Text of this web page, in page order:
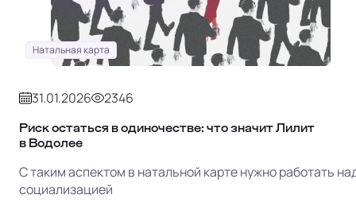
Натальная карта
31.01.2026 2346
Риск остаться в одиночестве: что значит Лилит
в Водолее
С таким аспектом в натальной карте нужно работать
социализацией